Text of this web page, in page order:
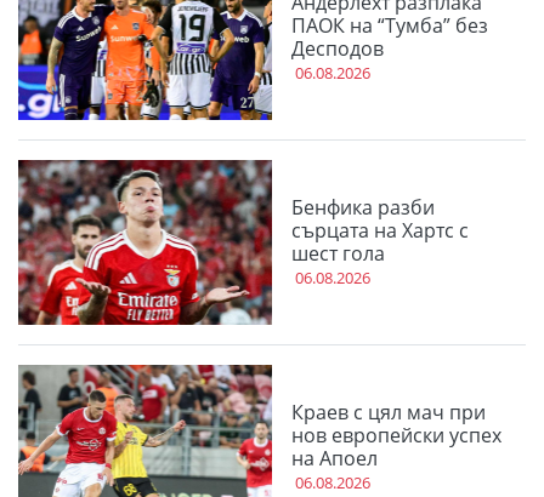
ПАОК на “Тумба” без
Десподов
06.08.2026
Бенфика разби
сърцата на Хартс с
шест гола
06.08.2026
Краев с цял мач при
нов европейски успех
на Апоел
06.08.2026